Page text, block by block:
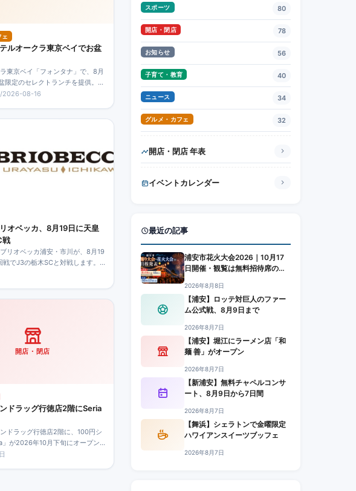
ェ
テルオークラ東京ベイでお盆
東京ベイ「フォンタナ」で、8月
限定のセレクトランチを提供。料
らで、ローストビーフなどのメイ
08-16
リオベッカ、8月19日に天皇
戦
リオベッカ浦安・市川が、8月19
戦でJ3の栃木SCと対戦します。
のカンセキスタジアムとちぎ
開店・閉店
ンドラッグ行徳店2階にSeria
ドラッグ行徳店2階に、100円シ
」が2026年10月下旬にオープン
日や営業時間は未発表で、公式
スポーツ 80
開店・閉店 78
お知らせ 56
子育て・教育 40
ニュース 34
グルメ・カフェ 32
開店・閉店 年表
イベントカレンダー
最近の記事
浦安市花火大会2026｜10月17
日開催・観覧は無料招待席の
2026年8月8日
【浦安】ロッテ対巨人のファー
ム公式戦、8月9日まで
2026年8月7日
【浦安】堀江にラーメン店「和
麺 善」がオープン
2026年8月7日
【新浦安】無料チャペルコンサ
ート、8月9日から7日間
2026年8月7日
【舞浜】シェラトンで金曜限定
ハワイアンスイーツブッフェ
2026年8月7日